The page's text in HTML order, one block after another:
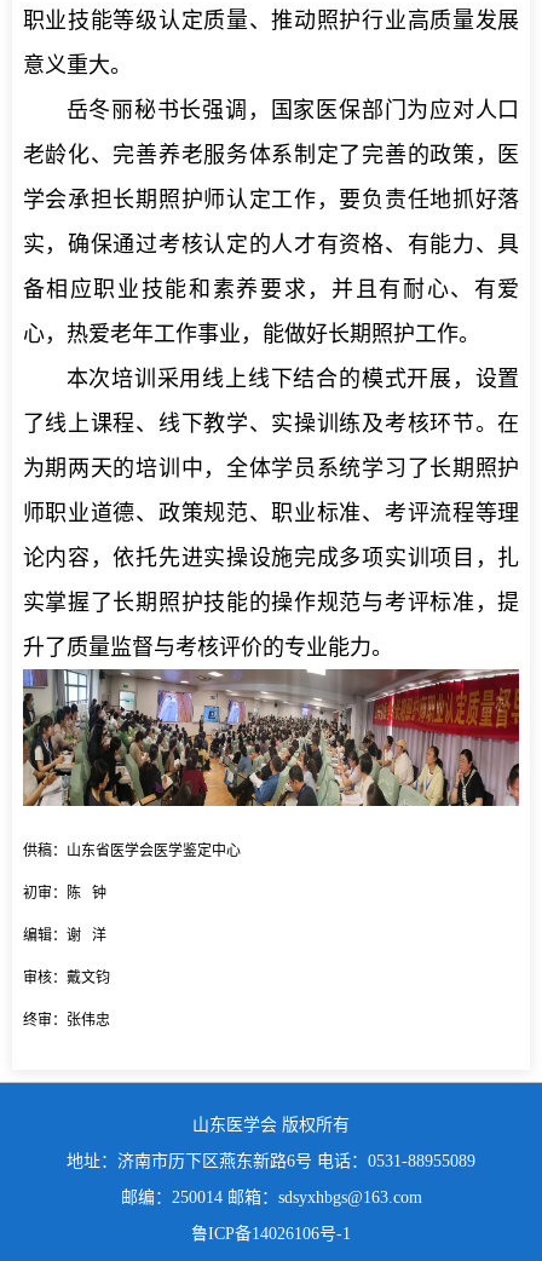
职业技能等级认定质量、推动照护行业高质量发展
意义重大。
岳冬丽秘书长强调，国家医保部门为应对人口
老龄化、完善养老服务体系制定了完善的政策，医
学会承担长期照护师认定工作，要负责任地抓好落
实，确保通过考核认定的人才有资格、有能力、具
备相应职业技能和素养要求，并且有耐心、有爱
心，热爱老年工作事业，能做好长期照护工作。
本次培训采用线上线下结合的模式开展，设置
了线上课程、线下教学、实操训练及考核环节。在
为期两天的培训中，全体学员系统学习了长期照护
师职业道德、政策规范、职业标准、考评流程等理
论内容，依托先进实操设施完成多项实训项目，扎
实掌握了长期照护技能的操作规范与考评标准，提
升了质量监督与考核评价的专业能力。
供稿：山东省医学会医学鉴定中心
初审：陈 钟
编辑：谢 洋
审核：戴文钧
终审：张伟忠
山东医学会 版权所有
地址：济南市历下区燕东新路6号 电话：0531-88955089
邮编：250014 邮箱：sdsyxhbgs@163.com
鲁ICP备14026106号-1